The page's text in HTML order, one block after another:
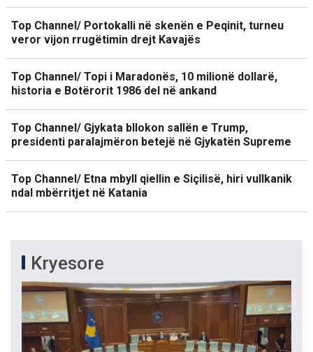
Top Channel/ Portokalli në skenën e Peqinit, turneu
veror vijon rrugëtimin drejt Kavajës
Top Channel/ Topi i Maradonës, 10 milionë dollarë,
historia e Botërorit 1986 del në ankand
Top Channel/ Gjykata bllokon sallën e Trump,
presidenti paralajmëron betejë në Gjykatën Supreme
Top Channel/ Etna mbyll qiellin e Siçilisë, hiri vullkanik
ndal mbërritjet në Katania
Kryesore